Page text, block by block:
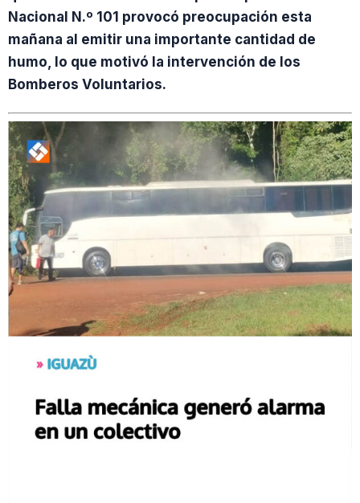
Nacional N.º 101 provocó preocupación esta
mañana al emitir una importante cantidad de
humo, lo que motivó la intervención de los
Bomberos Voluntarios.